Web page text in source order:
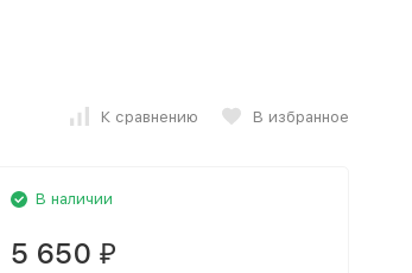
К сравнению В избранное
В наличии
5 650 ₽